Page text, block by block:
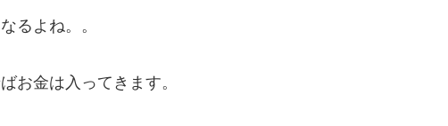
るよね。。
お金は入ってきます。